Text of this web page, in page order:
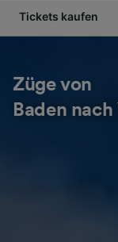
Tickets kaufen
Züge von
Baden